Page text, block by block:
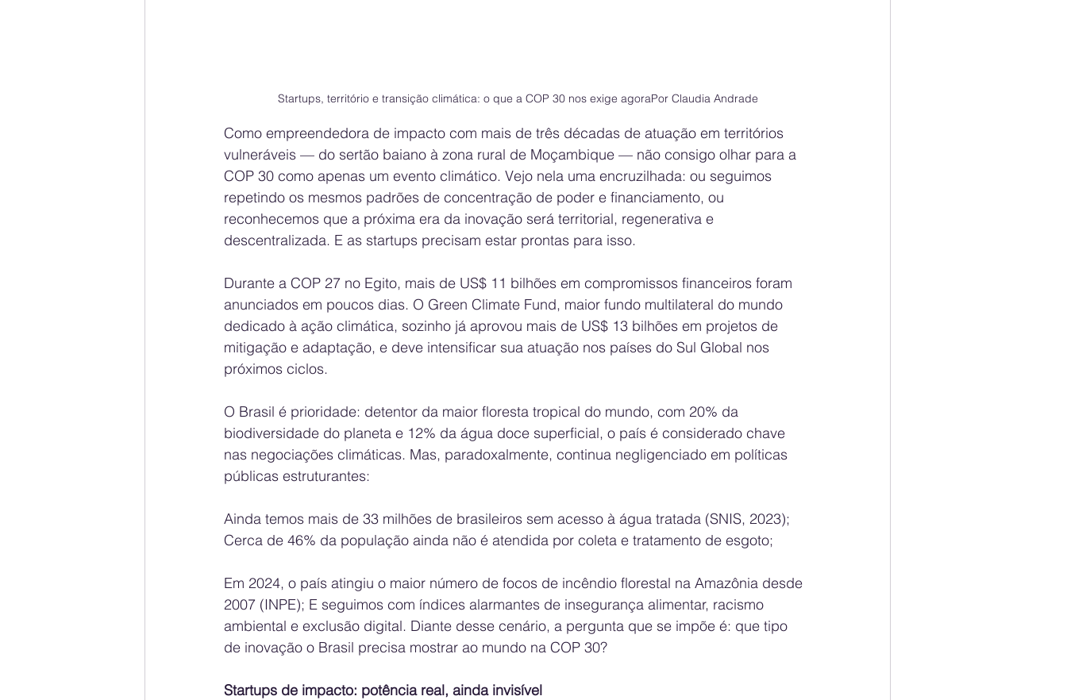
Startups, território e transição climática: o que a COP 30 nos exige agoraPor Claudia Andrade
Como empreendedora de impacto com mais de três décadas de atuação em territórios
vulneráveis — do sertão baiano à zona rural de Moçambique — não consigo olhar para a
COP 30 como apenas um evento climático. Vejo nela uma encruzilhada: ou seguimos
repetindo os mesmos padrões de concentração de poder e financiamento, ou
reconhecemos que a próxima era da inovação será territorial, regenerativa e
descentralizada. E as startups precisam estar prontas para isso.
Durante a COP 27 no Egito, mais de US$ 11 bilhões em compromissos financeiros foram
anunciados em poucos dias. O Green Climate Fund, maior fundo multilateral do mundo
dedicado à ação climática, sozinho já aprovou mais de US$ 13 bilhões em projetos de
mitigação e adaptação, e deve intensificar sua atuação nos países do Sul Global nos
próximos ciclos.
O Brasil é prioridade: detentor da maior floresta tropical do mundo, com 20% da
biodiversidade do planeta e 12% da água doce superficial, o país é considerado chave
nas negociações climáticas. Mas, paradoxalmente, continua negligenciado em políticas
públicas estruturantes:
Ainda temos mais de 33 milhões de brasileiros sem acesso à água tratada (SNIS, 2023);
Cerca de 46% da população ainda não é atendida por coleta e tratamento de esgoto;
Em 2024, o país atingiu o maior número de focos de incêndio florestal na Amazônia desde
2007 (INPE); E seguimos com índices alarmantes de insegurança alimentar, racismo
ambiental e exclusão digital. Diante desse cenário, a pergunta que se impõe é: que tipo
de inovação o Brasil precisa mostrar ao mundo na COP 30?
Startups de impacto: potência real, ainda invisível